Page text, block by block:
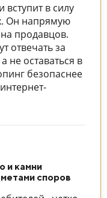
вступит в силу
Он напрямую
продавцов.
отвечать за
не оставаться в
безопаснее
и камни
споров